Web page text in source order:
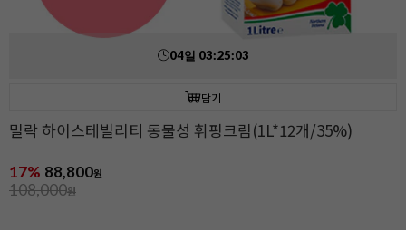
04일 03:25:02
담기
밀락 하이스테빌리티 동물성 휘핑크림(1L*12개/35%)
17% 88,800원
108,000원